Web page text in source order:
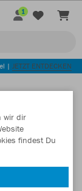
1
| JETZT ENTDECKEN
wir dir
findest Du